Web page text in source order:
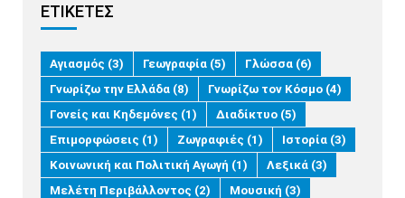
ΕΤΙΚΈΤΕΣ
Αγιασμός (3) Γεωγραφία (5) Γλώσσα (6)
Γνωρίζω την Ελλάδα (8) Γνωρίζω τον Κόσμο (4)
Γονείς και Κηδεμόνες (1) Διαδίκτυο (5)
Επιμορφώσεις (1) Ζωγραφιές (1) Ιστορία (3)
Κοινωνική και Πολιτική Αγωγή (1) Λεξικά (3)
Μελέτη Περιβάλλοντος (2) Μουσική (3)